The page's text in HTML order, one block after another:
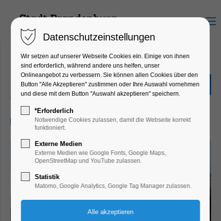
Menu
„Stadtrundfahrt“ 2,5 Std.
Schiffrundfahrt
07.07.2025, 11:00–13:30
Datenschutzeinstellungen
Wir setzen auf unserer Webseite Cookies ein. Einige von ihnen
sind erforderlich, während andere uns helfen, unser
Onlineangebot zu verbessern. Sie können allen Cookies über den
Button "Alle Akzeptieren" zustimmen oder Ihre Auswahl vornehmen
und diese mit dem Button "Auswahl akzeptieren" speichern.
*Erforderlich
Notwendige Cookies zulassen, damit die Webseite korrekt
funktioniert.
Externe Medien
Externe Medien wie Google Fonts, Google Maps,
OpenStreetMap und YouTube zulassen.
Statistik
Matomo, Google Analytics, Google Tag Manager zulassen.